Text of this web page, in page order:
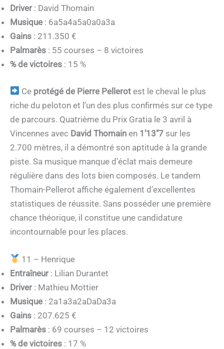
Driver: David Thomain
Musique : 6a5a4a5a0a0a3a
Gains : 211.350 €
Palmarès : 55 courses – 8 victoires
% de victoires : 15 %
Ce protégé de Pierre Pellerot est le cheval le plus
riche du peloton et l’un des plus confirmés sur ce type
de parcours. Quatrième du Prix Gratia le 3 avril à
Vincennes avec David Thomain en 1’13″7 sur les
2.700 mètres, il a démontré son aptitude à la grande
piste. Sa musique manque d’éclat mais demeure
régulière dans des lots bien composés. Le tandem
Thomain-Pellerot affiche également d’excellentes
statistiques de réussite. Sans posséder une première
chance théorique, il constitue une candidature
incontournable pour les places.
11 – Henrique
Entraîneur: Lilian Durantet
Driver: Mathieu Mottier
Musique : 2a1a3a2aDaDa3a
Gains : 207.625 €
Palmarès : 69 courses – 12 victoires
% de victoires : 17 %